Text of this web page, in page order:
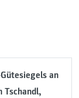
an
Tschandl,